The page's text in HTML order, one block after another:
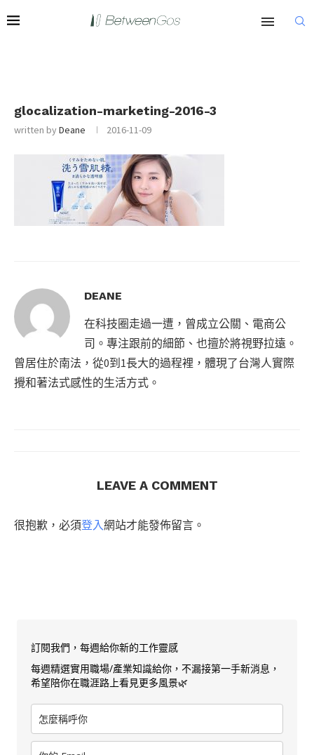
glocalization-marketing-2016-3
written byDeane 2016-11-09
DEANE
在科技圈走過一遭，曾成立公關、電商公
司。專注跟前的細節、也擅於將視野拉遠。
曾居住於南法，從0到1長大的過程裡，體現了台灣人實際
攪和著法式感性的生活方式。
LEAVE A COMMENT
很抱歉，必須登入網站才能發佈留言。
訂閱我們，每週給你新的工作靈感
每週精選實用職場/產業知識給你，不漏接第一手新消息，
希望陪你在職涯路上看見更多風景🌿